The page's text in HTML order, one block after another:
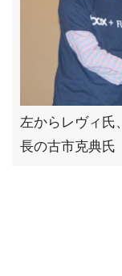
左からレヴィ氏
長の古市克典氏